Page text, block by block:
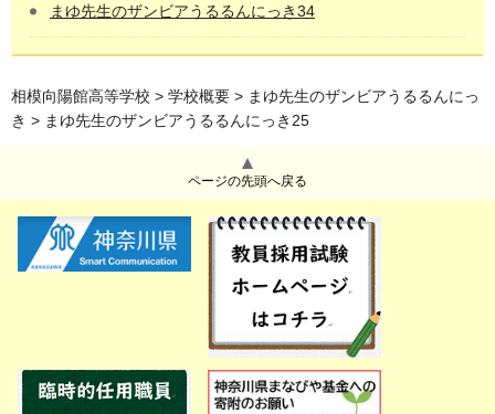
まゆ先生のザンビアうるるんにっき34
相模向陽館高等学校 > 学校概要 > まゆ先生のザンビアうるるんにっ
き > まゆ先生のザンビアうるるんにっき25
ページの先頭へ戻る